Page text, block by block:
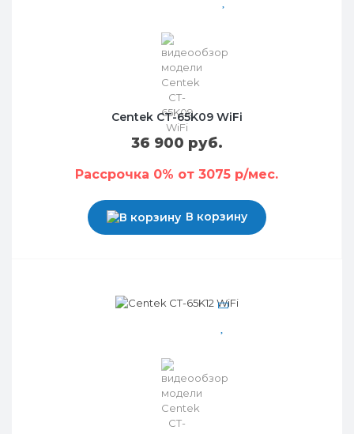
Centek CT-65K09 WiFi
36 900 руб.
Рассрочка 0% от 3075 р/мес.
В корзину